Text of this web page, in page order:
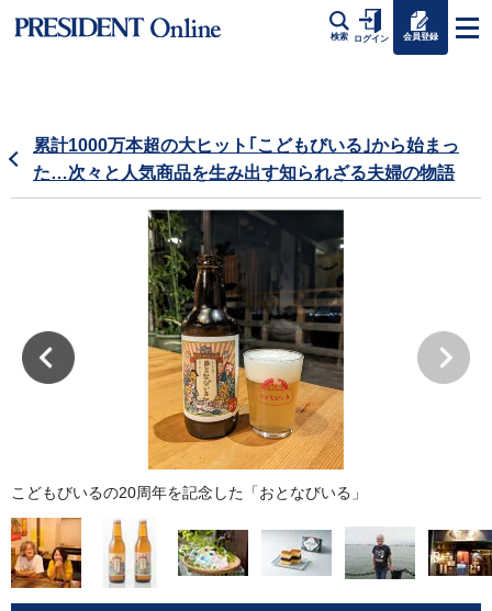
検索 ログイン 会員登録
累計1000万本超の大ヒット｢こどもびいる｣から始まっ
た…次々と人気商品を生み出す知られざる夫婦の物語
こどもびいるの20周年を記念した「おとなびいる」